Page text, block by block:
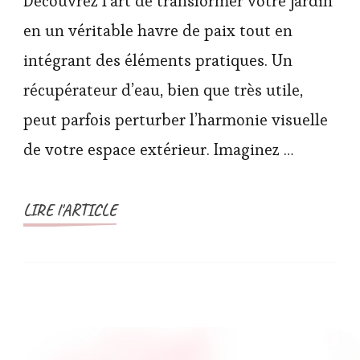
en un véritable havre de paix tout en
intégrant des éléments pratiques. Un
récupérateur d’eau, bien que très utile,
peut parfois perturber l’harmonie visuelle
de votre espace extérieur. Imaginez …
LIRE l'ARTICLE